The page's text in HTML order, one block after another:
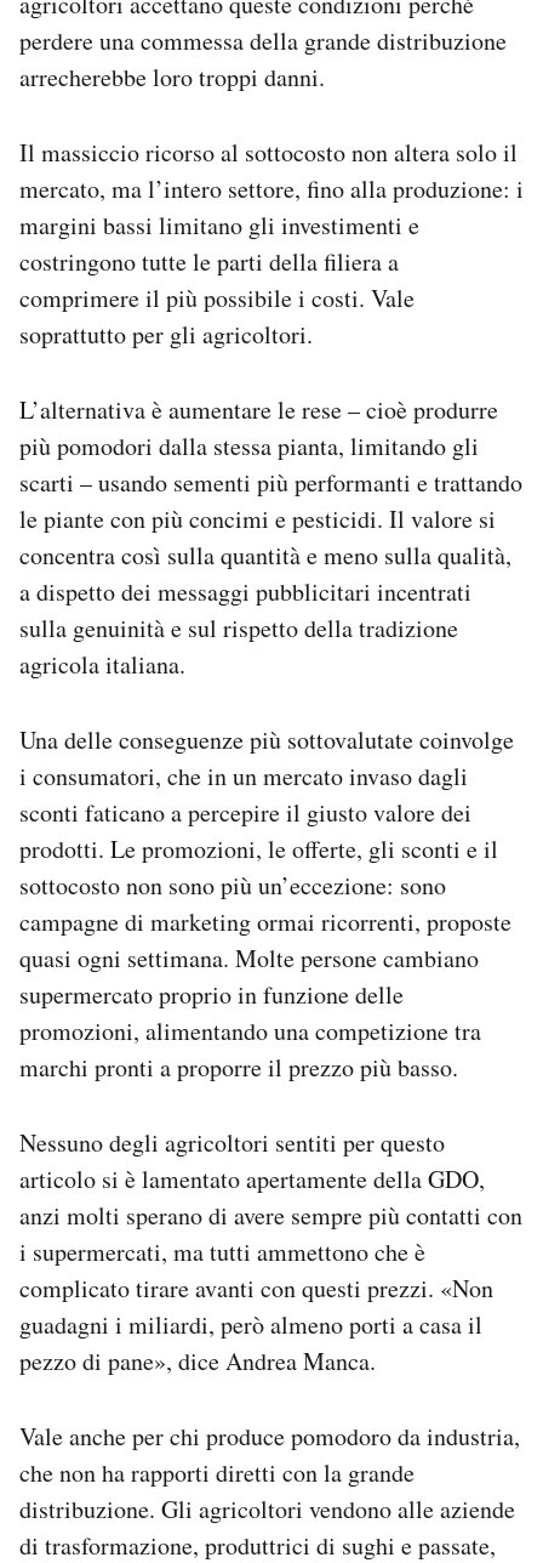
perdere una commessa della grande distribuzione
arrecherebbe loro troppi danni.
Il massiccio ricorso al sottocosto non altera solo il
mercato, ma l’intero settore, fino alla produzione: i
margini bassi limitano gli investimenti e
costringono tutte le parti della filiera a
comprimere il più possibile i costi. Vale
soprattutto per gli agricoltori.
L’alternativa è aumentare le rese – cioè produrre
più pomodori dalla stessa pianta, limitando gli
scarti – usando sementi più performanti e trattando
le piante con più concimi e pesticidi. Il valore si
concentra così sulla quantità e meno sulla qualità,
a dispetto dei messaggi pubblicitari incentrati
sulla genuinità e sul rispetto della tradizione
agricola italiana.
Una delle conseguenze più sottovalutate coinvolge
i consumatori, che in un mercato invaso dagli
sconti faticano a percepire il giusto valore dei
prodotti. Le promozioni, le offerte, gli sconti e il
sottocosto non sono più un’eccezione: sono
campagne di marketing ormai ricorrenti, proposte
quasi ogni settimana. Molte persone cambiano
supermercato proprio in funzione delle
promozioni, alimentando una competizione tra
marchi pronti a proporre il prezzo più basso.
Nessuno degli agricoltori sentiti per questo
articolo si è lamentato apertamente della GDO,
anzi molti sperano di avere sempre più contatti con
i supermercati, ma tutti ammettono che è
complicato tirare avanti con questi prezzi. «Non
guadagni i miliardi, però almeno porti a casa il
pezzo di pane», dice Andrea Manca.
Vale anche per chi produce pomodoro da industria,
che non ha rapporti diretti con la grande
distribuzione. Gli agricoltori vendono alle aziende
di trasformazione, produttrici di sughi e passate,